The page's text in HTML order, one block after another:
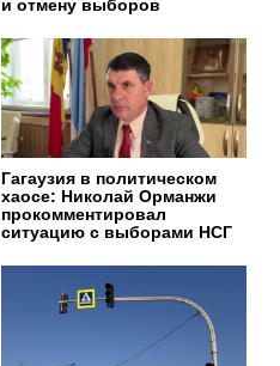
и отмену выборов
Гагаузия в политическом
хаосе: Николай Орманжи
прокомментировал
ситуацию с выборами НСГ